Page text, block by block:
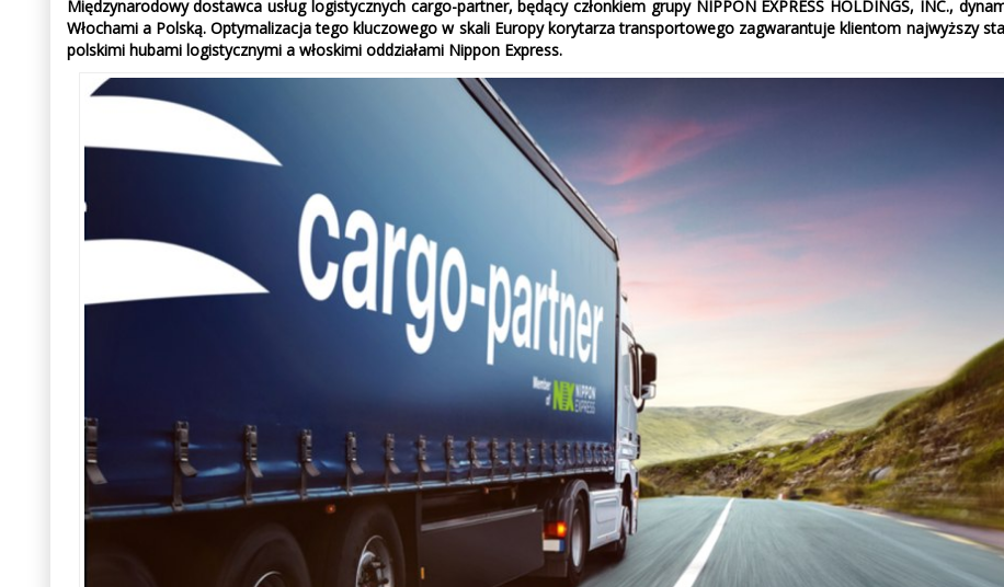
Międzynarodowy dostawca usług logistycznych cargo-partner, będący członkiem grupy NIPPON EXPRESS HOLDINGS, INC.,
Włochami a Polską. Optymalizacja tego kluczowego w skali Europy korytarza transportowego zagwarantuje klientom najwyższy
polskimi hubami logistycznymi a włoskimi oddziałami Nippon Express.